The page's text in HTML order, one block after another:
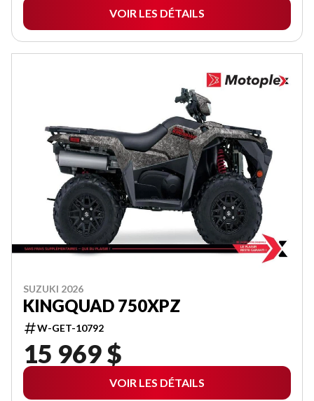
VOIR LES DÉTAILS
SUZUKI 2026
KINGQUAD 750XPZ
W-GET-10792
15 969 $
VOIR LES DÉTAILS